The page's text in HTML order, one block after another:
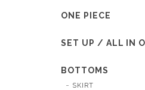
ONE PIECE
SET UP / ALL IN
BOTTOMS
SKIRT